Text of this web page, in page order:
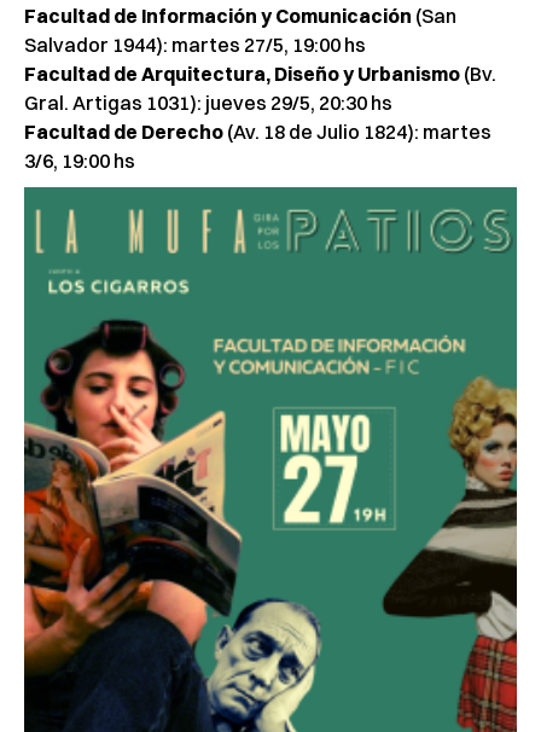
Facultad de Información y Comunicación (San
Salvador 1944): martes 27/5, 19:00 hs
Facultad de Arquitectura, Diseño y Urbanismo (Bv.
Gral. Artigas 1031): jueves 29/5, 20:30 hs
Facultad de Derecho (Av. 18 de Julio 1824): martes
3/6, 19:00 hs